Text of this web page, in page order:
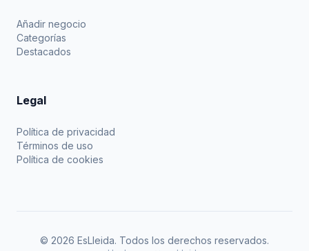
Añadir negocio
Categorías
Destacados
Legal
Política de privacidad
Términos de uso
Política de cookies
© 2026 EsLleida. Todos los derechos reservados.